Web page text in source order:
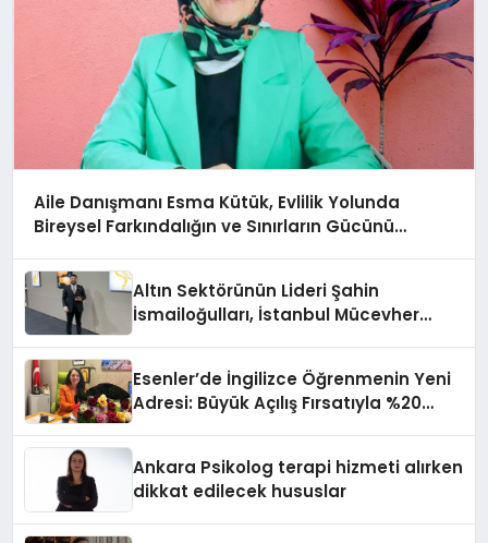
Aile Danışmanı Esma Kütük, Evlilik Yolunda
Bireysel Farkındalığın ve Sınırların Gücünü
Altın Sektörünün Lideri Şahin
İsmailoğulları, İstanbul Mücevher
Esenler’de İngilizce Öğrenmenin Yeni
Adresi: Büyük Açılış Fırsatıyla %20
Ankara Psikolog terapi hizmeti alırken
dikkat edilecek hususlar